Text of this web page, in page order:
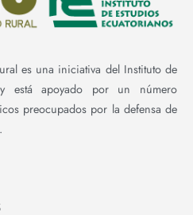
es una iniciativa del Instituto de
y está apoyado por un número
preocupados por la defensa de